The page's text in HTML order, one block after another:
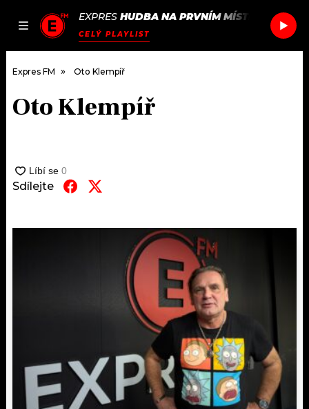
JAK
SEZNAM.CZ
EXPRES HUDBA NA PRVNÍM MÍSTĚ LHB
CELÝ PLAYLIST
DOMŮ
AKTUÁLNĚ
VIP
PODCASTY
JAK NALADIT
Expres FM Oto Klempíř
Oto Klempíř
Sdílejte